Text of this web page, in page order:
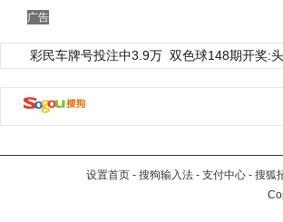
广告
彩民车牌号投注中3.9万 双色球148期开奖:
设置首页 - 搜狗输入法 - 支付中心 - 搜狐